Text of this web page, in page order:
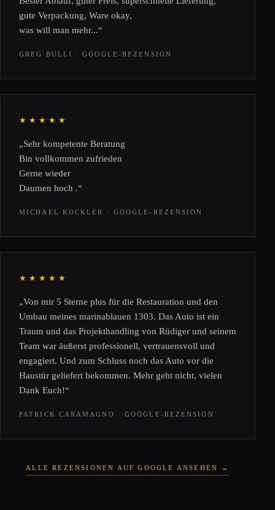
gute Verpackung, Ware okay,
was will man mehr...“
GREG BULLI · GOOGLE-REZENSION
★★★★★
„Sehr kompetente Beratung
Bin vollkommen zufrieden
Gerne wieder
Daumen hoch .“
MICHAEL KOCKLER · GOOGLE-REZENSION
★★★★★
„Von mir 5 Sterne plus für die Restauration und den
Umbau meines marinablauen 1303. Das Auto ist ein
Traum und das Projekthandling von Rüdiger und seinem
Team war äußerst professionell, vertrauensvoll und
engagiert. Und zum Schluss noch das Auto vor die
Haustür geliefert bekommen. Mehr geht nicht, vielen
Dank Euch!“
PATRICK CARAMAGNO · GOOGLE-REZENSION
ALLE REZENSIONEN AUF GOOGLE ANSEHEN →